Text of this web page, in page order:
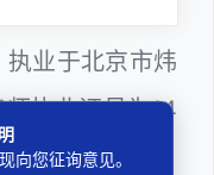
业于北京市炜
执业证号为14
师现（或曾）
向您征询意见。